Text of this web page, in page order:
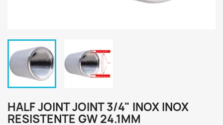
HALF JOINT JOINT 3/4" INOX INOX
RESISTENTE GW 24.1MM